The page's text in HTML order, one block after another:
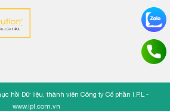
hồi Dữ liệu, thành viên Công ty Cổ phần I.P.L -
www.ipl.com.vn